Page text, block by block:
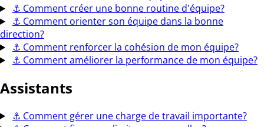
⚓ Comment créer une bonne routine d'équipe?
⚓ Comment orienter son équipe dans la bonne
direction?
⚓ Comment renforcer la cohésion de mon équipe?
⚓ Comment améliorer la performance de mon équipe?
Assistants
⚓ Comment gérer une charge de travail importante?